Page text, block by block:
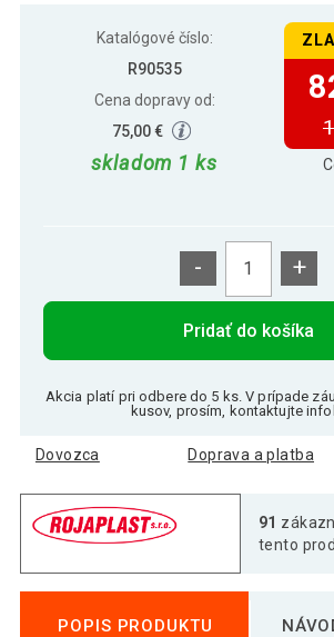
Katalógové číslo:
R90535
Cena dopravy od:
75,00 €
skladom 1 ks
- +
Pridať do košíka
Akcia platí pri odbere do 5 ks. V prípade
kusov, prosím, kontaktujte
Dovozca Doprava a platba
91
tento
POPIS PRODUKTU